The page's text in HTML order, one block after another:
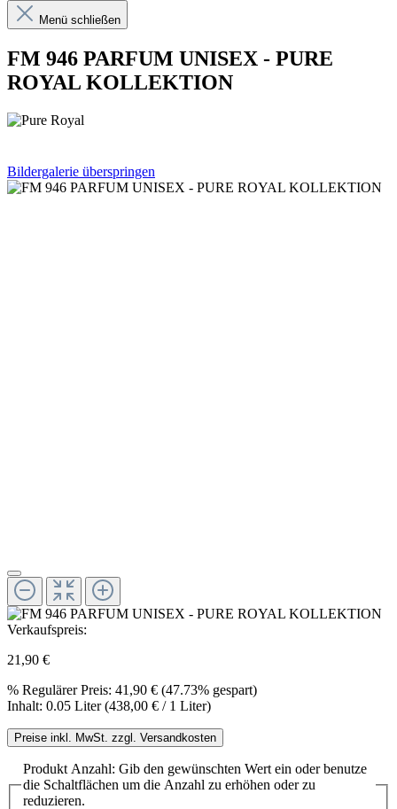
Menü schließen
FM 946 PARFUM UNISEX - PURE
ROYAL KOLLEKTION
Bildergalerie überspringen
Verkaufspreis:
21,90 €
% Regulärer Preis: 41,90 € (47.73% gespart)
Inhalt: 0.05 Liter(438,00 € / 1 Liter)
Preise inkl. MwSt. zzgl. Versandkosten
Produkt Anzahl: Gib den gewünschten Wert ein oder benutze
die Schaltflächen um die Anzahl zu erhöhen oder zu
reduzieren.